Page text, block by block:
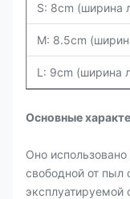
S: 8cm (ширина
M: 8.5cm
L: 9cm (ширина
Основные
Оно использовано
свободной от
эксплуатируемой